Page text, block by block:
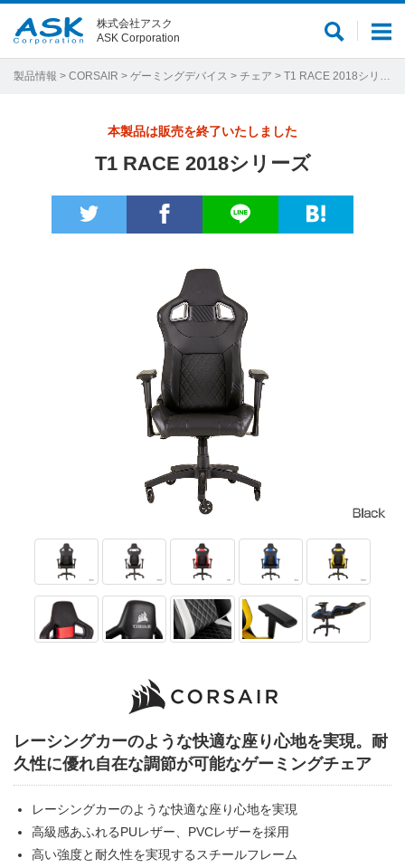
メ
ュ
サ
ト
株式会社アスク
ASK Corporation
製品情報 > CORSAIR > ゲーミングデバイス > チェア > T1 RACE 2018シリーズ
本製品は販売を終了いたしました
T1 RACE 2018シリーズ
レーシングカーのような快適な座り心地を実現。耐
久性に優れ自在な調節が可能なゲーミングチェア
レーシングカーのような快適な座り心地を実現
高級感あふれるPUレザー、PVCレザーを採用
高い強度と耐久性を実現するスチールフレーム